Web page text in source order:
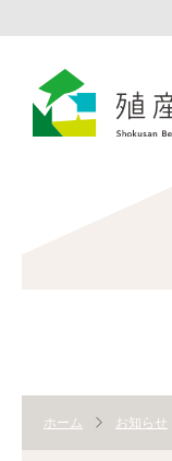
ホーム お知らせ